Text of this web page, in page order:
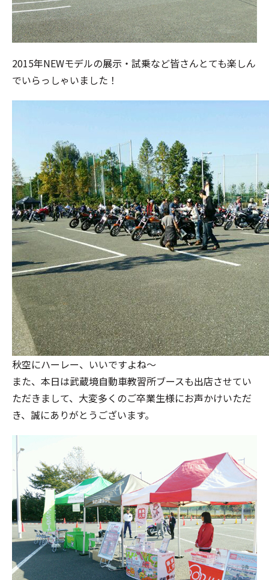
2015年NEWモデルの展示・試乗など皆さんとても楽しん
でいらっしゃいました！
秋空にハーレー、いいですよね～
また、本日は武蔵境自動車教習所ブースも出店させてい
ただきまして、大変多くのご卒業生様にお声かけいただ
き、誠にありがとうございます。